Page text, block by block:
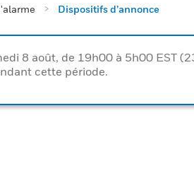
Dispositifs d’annonce
8 août, de 19h00 à 5h00 EST
cette période.